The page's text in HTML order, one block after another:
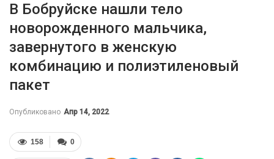
В Бобруйске нашли тело
новорожденного мальчика,
завернутого в женскую
комбинацию и полиэтиленовый
пакет
Опубликовано Апр 14, 2022
0
158